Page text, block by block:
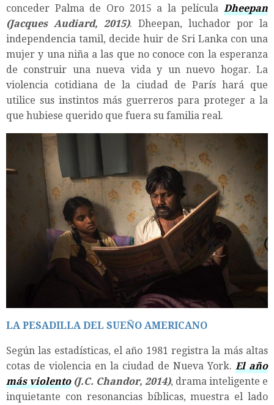
conceder Palma de Oro 2015 a la película Dheepan
(Jacques Audiard, 2015). Dheepan, luchador por la
independencia tamil, decide huir de Sri Lanka con una
mujer y una niña a las que no conoce con la esperanza
de construir una nueva vida y un nuevo hogar. La
violencia cotidiana de la ciudad de París hará que
utilice sus instintos más guerreros para proteger a la
que hubiese querido que fuera su familia real.
LA PESADILLA DEL SUEÑO AMERICANO
Según las estadísticas, el año 1981 registra la más altas
cotas de violencia en la ciudad de Nueva York. El año
más violento(J.C. Chandor, 2014), drama inteligente e
inquietante con resonancias bíblicas, muestra el lado